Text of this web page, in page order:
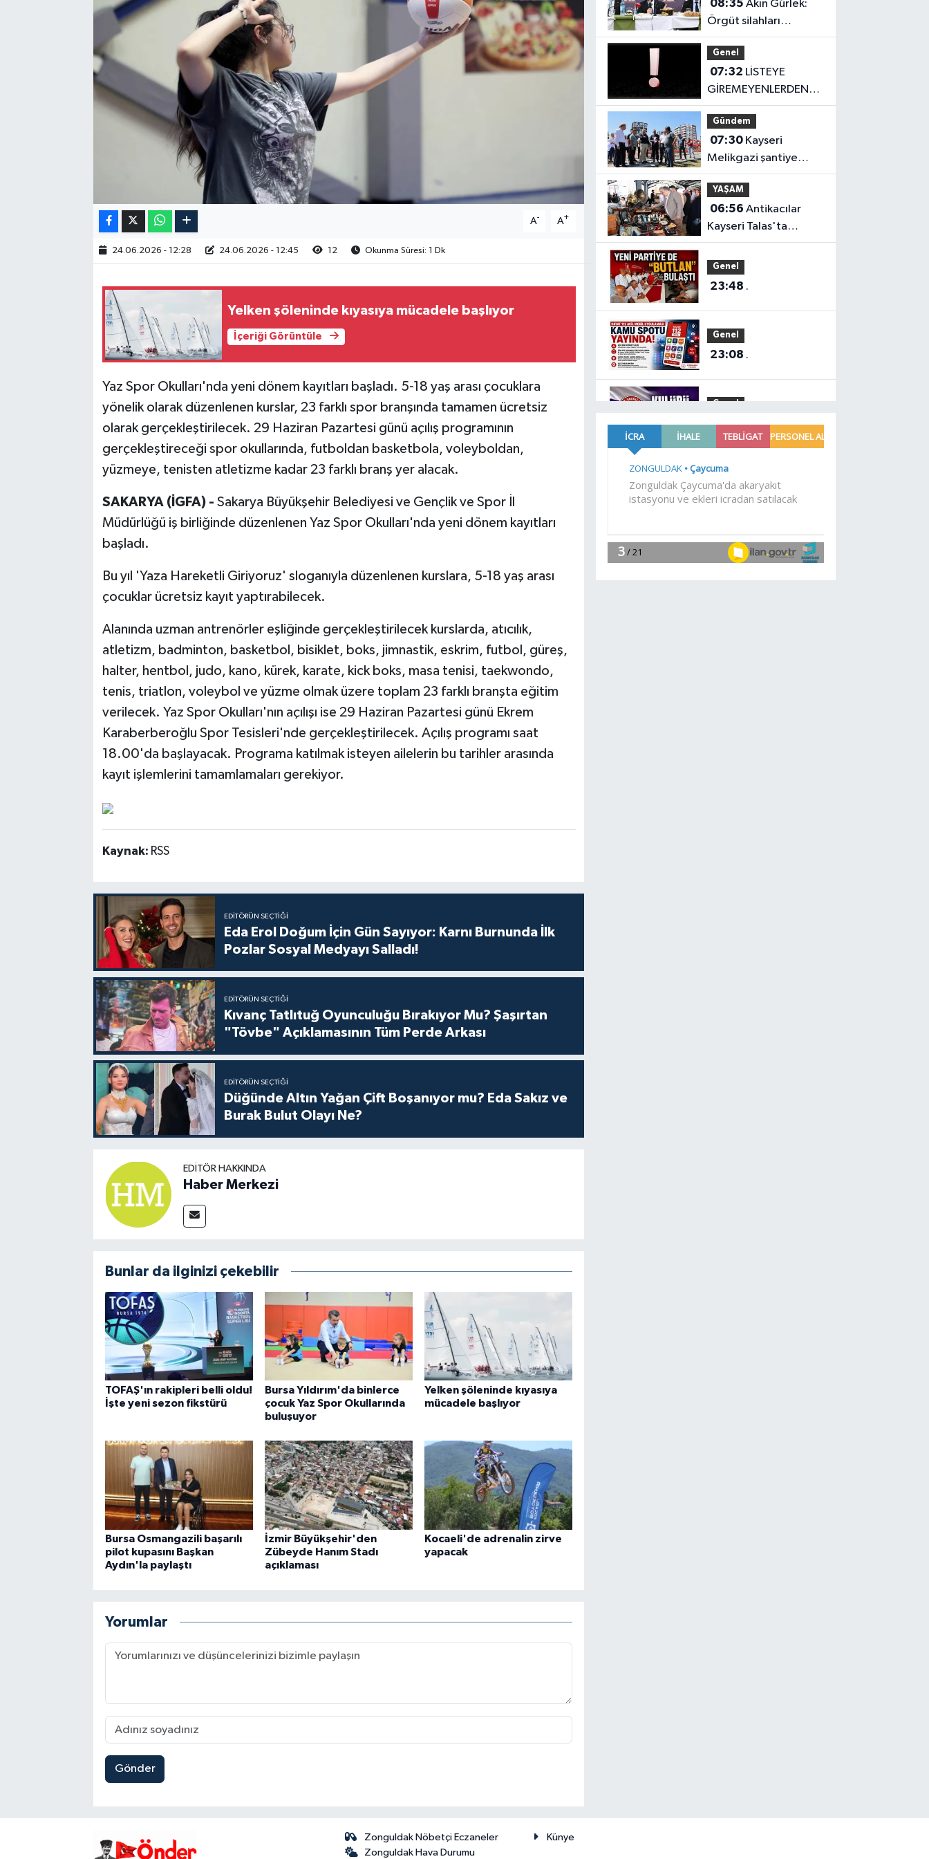
A- A+
24.06.2026 - 12:28 24.06.2026 - 12:45 12 Okunma Süresi: 1 Dk
Yelken şöleninde kıyasıya mücadele başlıyor
İçeriği Görüntüle
Yaz Spor Okulları'nda yeni dönem kayıtları başladı. 5-18 yaş arası çocuklara
yönelik olarak düzenlenen kurslar, 23 farklı spor branşında tamamen ücretsiz
olarak gerçekleştirilecek. 29 Haziran Pazartesi günü açılış programının
gerçekleştireceği spor okullarında, futboldan basketbola, voleyboldan,
yüzmeye, tenisten atletizme kadar 23 farklı branş yer alacak.
SAKARYA (İGFA) - Sakarya Büyükşehir Belediyesi ve Gençlik ve Spor İl
Müdürlüğü iş birliğinde düzenlenen Yaz Spor Okulları'nda yeni dönem kayıtları
başladı.
Bu yıl 'Yaza Hareketli Giriyoruz' sloganıyla düzenlenen kurslara, 5-18 yaş arası
çocuklar ücretsiz kayıt yaptırabilecek.
Alanında uzman antrenörler eşliğinde gerçekleştirilecek kurslarda, atıcılık,
atletizm, badminton, basketbol, bisiklet, boks, jimnastik, eskrim, futbol, güreş,
halter, hentbol, judo, kano, kürek, karate, kick boks, masa tenisi, taekwondo,
tenis, triatlon, voleybol ve yüzme olmak üzere toplam 23 farklı branşta eğitim
verilecek. Yaz Spor Okulları'nın açılışı ise 29 Haziran Pazartesi günü Ekrem
Karaberberoğlu Spor Tesisleri'nde gerçekleştirilecek. Açılış programı saat
18.00'da başlayacak. Programa katılmak isteyen ailelerin bu tarihler arasında
kayıt işlemlerini tamamlamaları gerekiyor.
Kaynak: RSS
EDITÖRÜN SEÇTIĞI
Eda Erol Doğum İçin Gün Sayıyor: Karnı Burnunda İlk
Pozlar Sosyal Medyayı Salladı!
EDITÖRÜN SEÇTIĞI
Kıvanç Tatlıtuğ Oyunculuğu Bırakıyor Mu? Şaşırtan
"Tövbe" Açıklamasının Tüm Perde Arkası
EDITÖRÜN SEÇTIĞI
Düğünde Altın Yağan Çift Boşanıyor mu? Eda Sakız ve
Burak Bulut Olayı Ne?
EDITÖR HAKKINDA
Haber Merkezi
Bunlar da ilginizi çekebilir
TOFAŞ'ın rakipleri belli oldu!
İşte yeni sezon fikstürü
Bursa Yıldırım'da binlerce
çocuk Yaz Spor Okullarında
buluşuyor
Yelken şöleninde kıyasıya
mücadele başlıyor
Bursa Osmangazili başarılı
pilot kupasını Başkan
Aydın'la paylaştı
İzmir Büyükşehir'den
Zübeyde Hanım Stadı
açıklaması
Kocaeli'de adrenalin zirve
yapacak
Yorumlar
Gönder
08:35 Akın Gürlek:
Örgüt silahları
bırakacak, mağaraları
boşaltacak
Genel
07:32
GİREMEYENLERDEN
SERT AÇIKLAMA
Gündem
07:30
Melikgazi şantiye
alanına döndü
YAŞAM
06:56 Antikacılar
Kayseri Talas'ta
buluşuyor
Genel
23:48 .
Genel
23:08 .
Genel
21:21.
21:01 Moritanyalı
öğrencilerden MEB'e
20:57 Bakan Tekin
Zonguldak Nöbetçi Eczaneler
Zonguldak Hava Durumu
Künye